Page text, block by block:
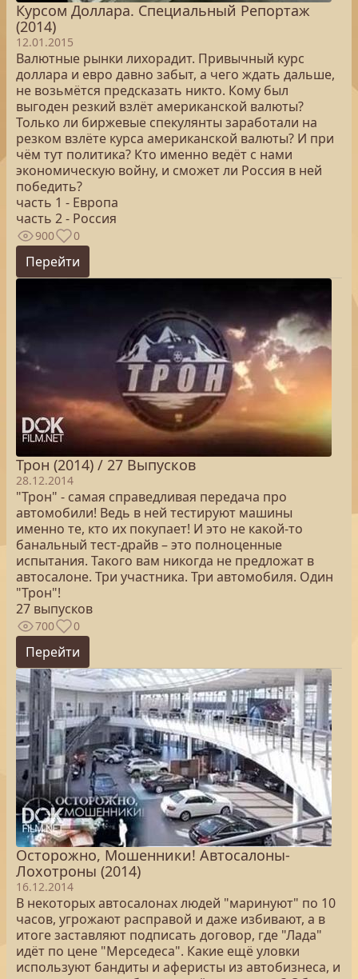
Курсом Доллара. Специальный Репортаж
(2014)
12.01.2015
Валютные рынки лихорадит. Привычный курс
доллара и евро давно забыт, а чего ждать дальше,
не возьмётся предсказать никто. Кому был
выгоден резкий взлёт американской валюты?
Только ли биржевые спекулянты заработали на
резком взлёте курса американской валюты? И при
чём тут политика? Кто именно ведёт с нами
экономическую войну, и сможет ли Россия в ней
победить?
часть 1 - Европа
часть 2 - Россия
900 0
Перейти
Трон (2014) / 27 Выпусков
28.12.2014
"Трон" - самая справедливая передача про
автомобили! Ведь в ней тестируют машины
именно те, кто их покупает! И это не какой-то
банальный тест-драйв – это полноценные
испытания. Такого вам никогда не предложат в
автосалоне. Три участника. Три автомобиля. Один
"Трон"!
27 выпусков
700 0
Перейти
Осторожно, Мошенники! Автосалоны-
Лохотроны (2014)
16.12.2014
В некоторых автосалонах людей "маринуют" по 10
часов, угрожают расправой и даже избивают, а в
итоге заставляют подписать договор, где "Лада"
идёт по цене "Мерседеса". Какие ещё уловки
используют бандиты и аферисты из автобизнеса, и